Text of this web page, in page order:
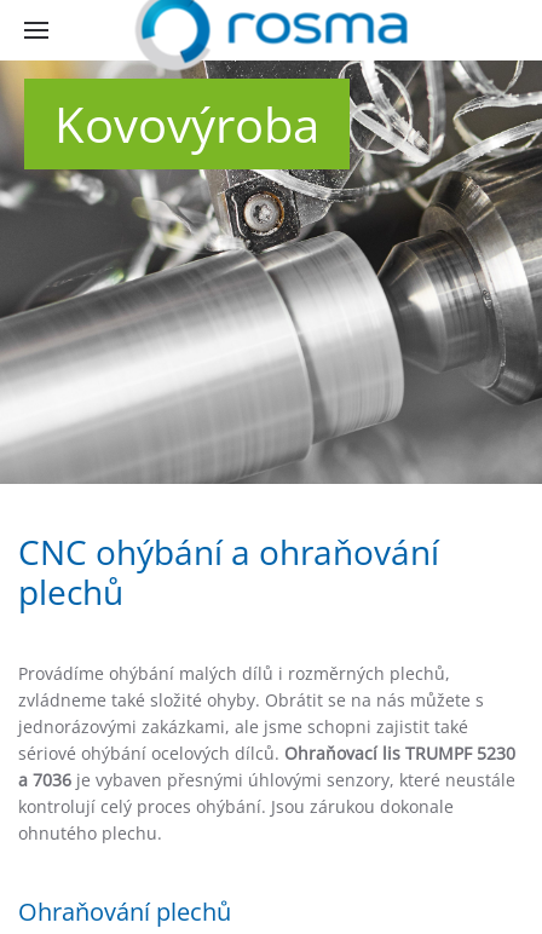
Kovovýroba
CNC ohýbání a ohraňování
plechů
Provádíme ohýbání malých dílů i rozměrných plechů,
zvládneme také složité ohyby. Obrátit se na nás můžete s
jednorázovými zakázkami, ale jsme schopni zajistit také
sériové ohýbání ocelových dílců. Ohraňovací lis TRUMPF 5230
a 7036 je vybaven přesnými úhlovými senzory, které neustále
kontrolují celý proces ohýbání. Jsou zárukou dokonale
ohnutého plechu.
Ohraňování plechů